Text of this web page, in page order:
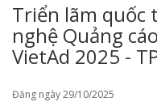
Triển lãm quốc
nghệ Quảng
VietAd 2025 -
Đăng ngày 29/10/2025